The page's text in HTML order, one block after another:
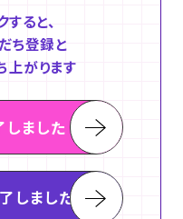
ると、
ち登録と
上がります
ました
しました